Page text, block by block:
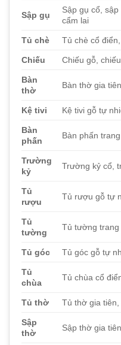
Sập gụ
Sập gụ cổ,
cẩm lai
Tủ chè Tủ chè cổ
Chiếu Chiếu gỗ,
Bàn
thờ
Bàn thờ gia
Kệ tivi Kệ tivi gỗ tự
Bàn
phấn
Bàn phấn
Trường
kỷ
Trường kỷ cổ,
Tủ
rượu
Tủ rượu gỗ tự
Tủ
tường
Tủ tường
Tủ góc Tủ góc gỗ tự
Tủ
chùa
Tủ chùa cổ
Tủ thờ Tủ thờ gia
Sập
thờ
Sập thờ gia